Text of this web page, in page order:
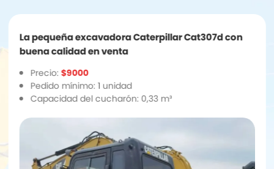
La pequeña excavadora Caterpillar Cat307d con
buena calidad en venta
Precio: $9000
Pedido mínimo: 1 unidad
Capacidad del cucharón: 0,33 m³